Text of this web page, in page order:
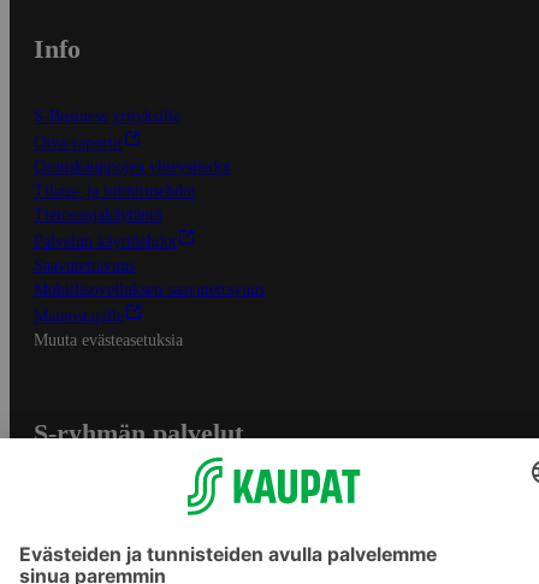
Info
S-Business yrityksille
Oiva-raportit
Osuuskauppojen yhteystiedot
Tilaus- ja toimitusehdot
Tietosuojakäytäntö
Palvelun käyttöehdot
Saavutettavuus
Mobiilisovelluksen saavutettavuus
Mainostajalle
Muuta evästeasetuksia
S-ryhmän palvelut
Yhteishyvä Ruoka -sovellus